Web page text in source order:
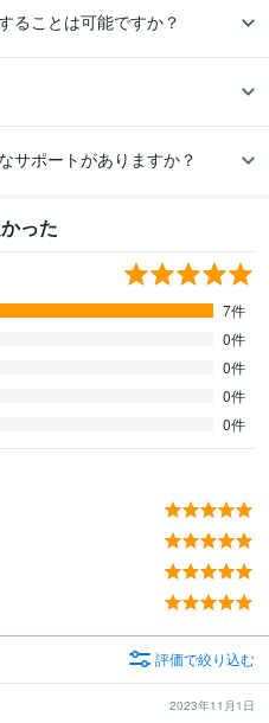
ることは可能ですか？
サポートがありますか？
った
7件
0件
0件
0件
0件
評価で絞り込む
2023年11月1日